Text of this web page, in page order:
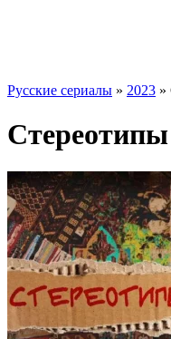
Русские сериалы » 2023 »